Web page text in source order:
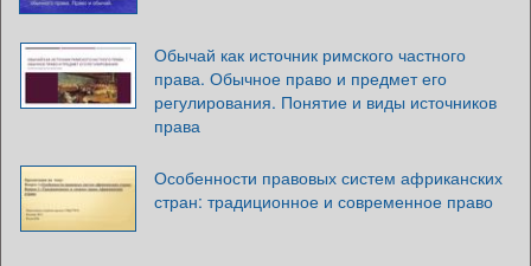
Обычай как источник римского частного
права. Обычное право и предмет его
регулирования. Понятие и виды источников
права
Особенности правовых систем африканских
стран: традиционное и современное право